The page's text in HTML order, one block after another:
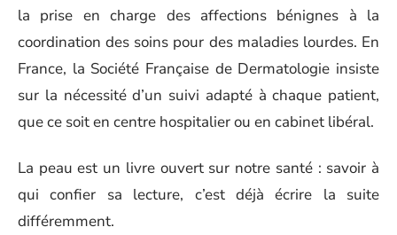
la prise en charge des affections bénignes à la
coordination des soins pour des maladies lourdes. En
France, la Société Française de Dermatologie insiste
sur la nécessité d’un suivi adapté à chaque patient,
que ce soit en centre hospitalier ou en cabinet libéral.
La peau est un livre ouvert sur notre santé : savoir à
qui confier sa lecture, c’est déjà écrire la suite
différemment.